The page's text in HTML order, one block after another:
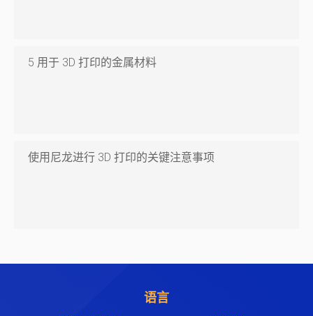
5 用于 3D 打印的金属材料
使用尼龙进行 3D 打印的关键注意事项
语言